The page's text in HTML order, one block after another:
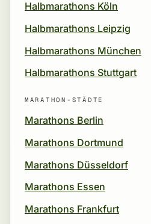
Halbmarathons Köln
Halbmarathons Leipzig
Halbmarathons München
Halbmarathons Stuttgart
MARATHON-STÄDTE
Marathons Berlin
Marathons Dortmund
Marathons Düsseldorf
Marathons Essen
Marathons Frankfurt